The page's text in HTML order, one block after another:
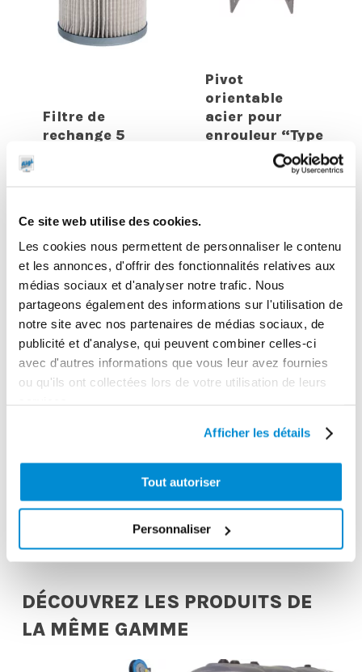
Ce site web utilise des cookies.
Les cookies nous permettent de personnaliser le contenu
et les annonces, d'offrir des fonctionnalités relatives aux
médias sociaux et d'analyser notre trafic. Nous
partageons également des informations sur l'utilisation de
notre site avec nos partenaires de médias sociaux, de
publicité et d'analyse, qui peuvent combiner celles-ci
avec d'autres informations que vous leur avez fournies
ou qu'ils ont collectées lors de votre utilisation de leurs
Afficher les détails
Tout autoriser
Personnaliser
Filtre de
rechange 5
Pivot
orientable
acier pour
enrouleur “Type
rétention acier
galvanisé pour
1 fût
Pivot
orientable pour
enrouleur 15 m
special AdBlue
DÉCOUVREZ LES PRODUITS DE
LA MÊME GAMME